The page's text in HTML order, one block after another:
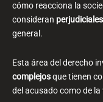
cómo reacciona la
consideran
general.
Esta área del derecho
complejosque tienen
del acusado como de